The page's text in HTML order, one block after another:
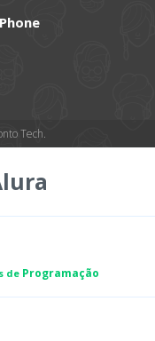
Tech.
de Programação